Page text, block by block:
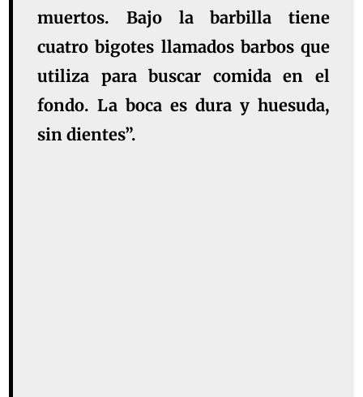
muertos. Bajo la barbilla tiene
cuatro bigotes llamados barbos que
utiliza para buscar comida en el
fondo. La boca es dura y huesuda,
sin dientes”.